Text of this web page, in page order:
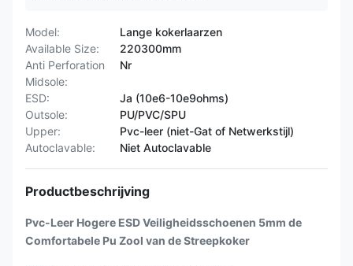
Model:
Lange kokerlaarzen
Available Size:
220300mm
Anti Perforation
Midsole:
Nr
ESD:
Ja (10e6-10e9ohms)
Outsole:
PU/PVC/SPU
Upper:
Pvc-leer (niet-Gat of Netwerkstijl)
Autoclavable:
Niet Autoclavable
Productbeschrijving
Pvc-Leer Hogere ESD Veiligheidsschoenen 5mm de
Comfortabele Pu Zool van de Streepkoker